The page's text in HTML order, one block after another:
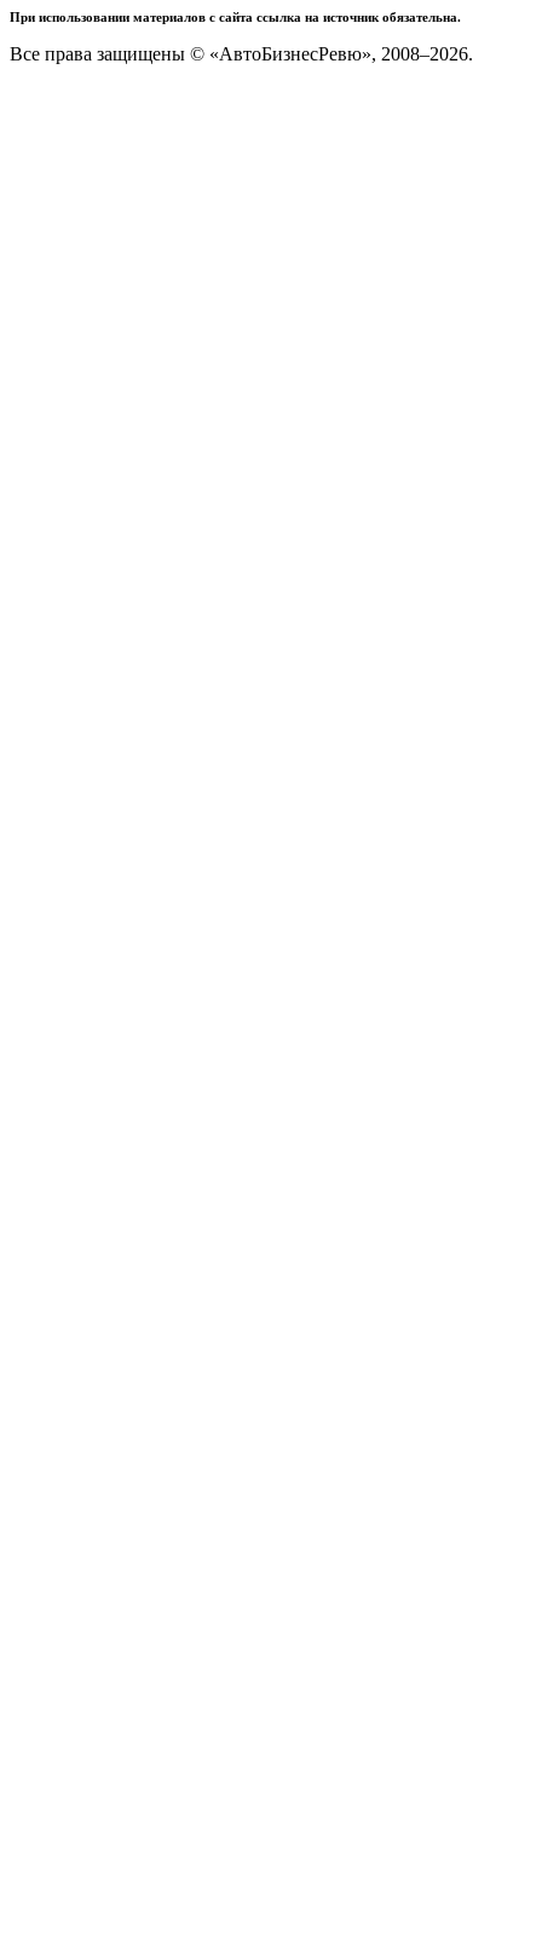
При использовании материалов с сайта ссылка на источник обязательна.
Все права защищены © «АвтоБизнесРевю», 2008–2026.